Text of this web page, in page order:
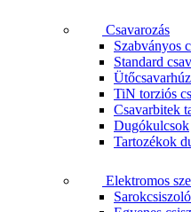
Csavarozás
Szabványos
Standard
TiN torziós
Csavarbitek
Dugókulcsok
Tartozékok
Elektromos